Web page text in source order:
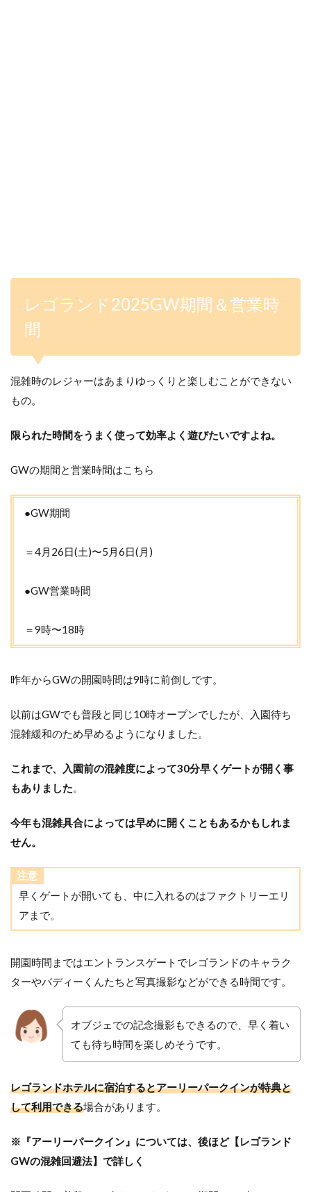
レゴランド2025GW期間＆営業時
間
混雑時のレジャーはあまりゆっくりと楽しむことができない
もの。
限られた時間をうまく使って効率よく遊びたいですよね。
GWの期間と営業時間はこちら
●GW期間
＝4月26日(土)〜5月6日(月)
●GW営業時間
＝9時〜18時
昨年からGWの開園時間は9時に前倒しです。
以前はGWでも普段と同じ10時オープンでしたが、入園待ち
混雑緩和のため早めるようになりました。
これまで、入園前の混雑度によって30分早くゲートが開く事
もありました。
今年も混雑具合によっては早めに開くこともあるかもしれま
せん。
注意
早くゲートが開いても、中に入れるのはファクトリーエリ
アまで。
開園時間まではエントランスゲートでレゴランドのキャラク
ターやバディーくんたちと写真撮影などができる時間です。
オブジェでの記念撮影もできるので、早く着い
ても待ち時間を楽しめそうです。
レゴランドホテルに宿泊するとアーリーパークインが特典と
して利用できる場合があります。
※『アーリーパークイン』については、後ほど【レゴランド
GWの混雑回避法】で詳しく